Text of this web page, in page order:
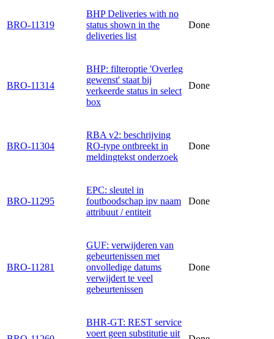
BRO-11319
BHP Deliveries with no
status shown in the
deliveries list
Done
BRO-11314
BHP: filteroptie 'Overleg
gewenst' staat bij
verkeerde status in select
box
Done
BRO-11304
RBA v2: beschrijving
RO-type ontbreekt in
meldingtekst onderzoek
Done
BRO-11295
EPC: sleutel in
foutboodschap ipv naam
attribuut / entiteit
Done
BRO-11281
GUF: verwijderen van
gebeurtenissen met
onvolledige datums
verwijdert te veel
gebeurtenissen
Done
BHR-GT: REST service
voert geen substitutie uit